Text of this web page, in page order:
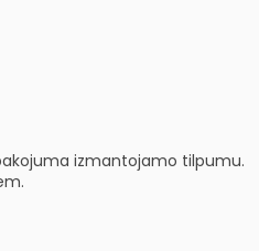
izmantojamo tilpumu.